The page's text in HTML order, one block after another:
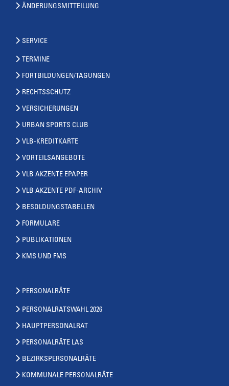
ÄNDERUNGSMITTEILUNG
SERVICE
TERMINE
FORTBILDUNGEN/TAGUNGEN
RECHTSSCHUTZ
VERSICHERUNGEN
URBAN SPORTS CLUB
VLB-KREDITKARTE
VORTEILSANGEBOTE
VLB AKZENTE EPAPER
VLB AKZENTE PDF-ARCHIV
BESOLDUNGSTABELLEN
FORMULARE
PUBLIKATIONEN
KMS UND FMS
PERSONALRÄTE
PERSONALRATSWAHL 2026
HAUPTPERSONALRAT
PERSONALRÄTE LAS
BEZIRKSPERSONALRÄTE
KOMMUNALE PERSONALRÄTE